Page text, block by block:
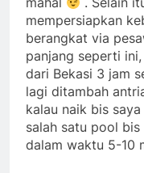
mempersiapkan
berangkat via
panjang seperti
dari Bekasi 3 jam
lagi ditambah
kalau naik bis
salah satu pool
dalam waktu 5-10